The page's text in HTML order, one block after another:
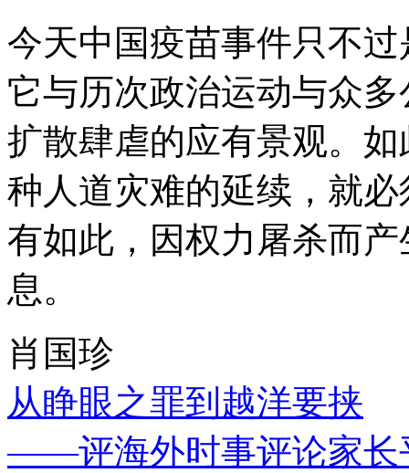
今天中国疫苗事件只不
它与历次政治运动与众
扩散肆虐的应有景观。
种人道灾难的延续，就
有如此，因权力屠杀而
息。
肖国珍
从睁眼之罪到越洋要挟
——评海外时事评论家长